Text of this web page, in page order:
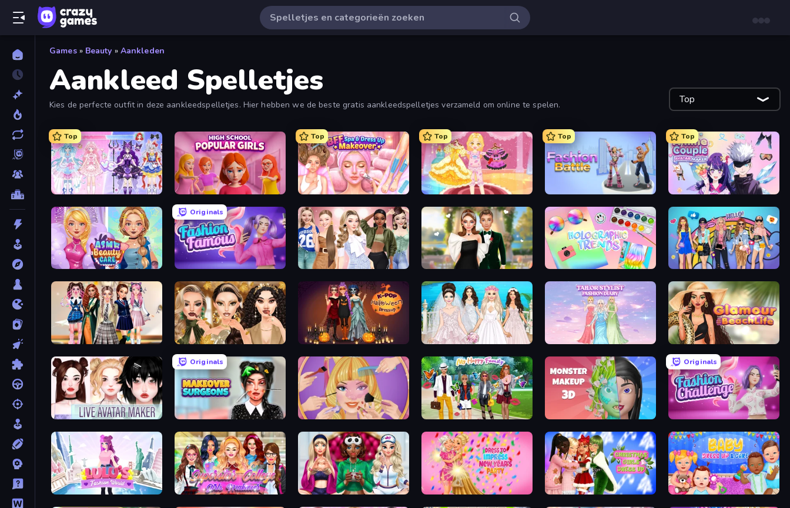
Games » Beauty » Aankleden
Aankleed Spelletjes
Kies de perfecte outfit in deze aankleedspelletjes. Hier hebben we de beste gratis aankleedspelletjes verzameld om online te spelen. Top
Top
Idol Livestream: Fashion Game High School Popular Girls
Top
BFF Makeover - Spa & Dress Up
Top
Royal Glow Princess Makeover
Top Top
Anime Couple: Avatar Maker
ASMR Beauty Care
Originals
Fashion Famous Fashion Week 2025 Valentine's Day Proposal Holographic Trends College Girls Team Makeover
Back To School: Uniforms Edition Autumn Glam Gala K-Pop Halloween Dress Up Model Wedding Tailor Stylist: Fashion Diary Glamour Beach Life
Live Avatar Maker: Girls
Originals
Makeover Surgeons Extreme Makeover Superstar Family Dress Up Monster Makeup 3D
Originals
Lulu's Fashion World Superstar College Girls Makeover BFFs Luxury Loungewear Dress To Impress: New Year's Party Christmas Girls Dress Up Baby Dress Up